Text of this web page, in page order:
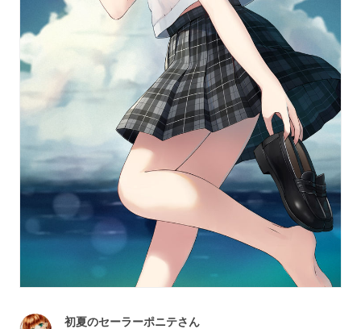
初夏のセーラーポニテさん